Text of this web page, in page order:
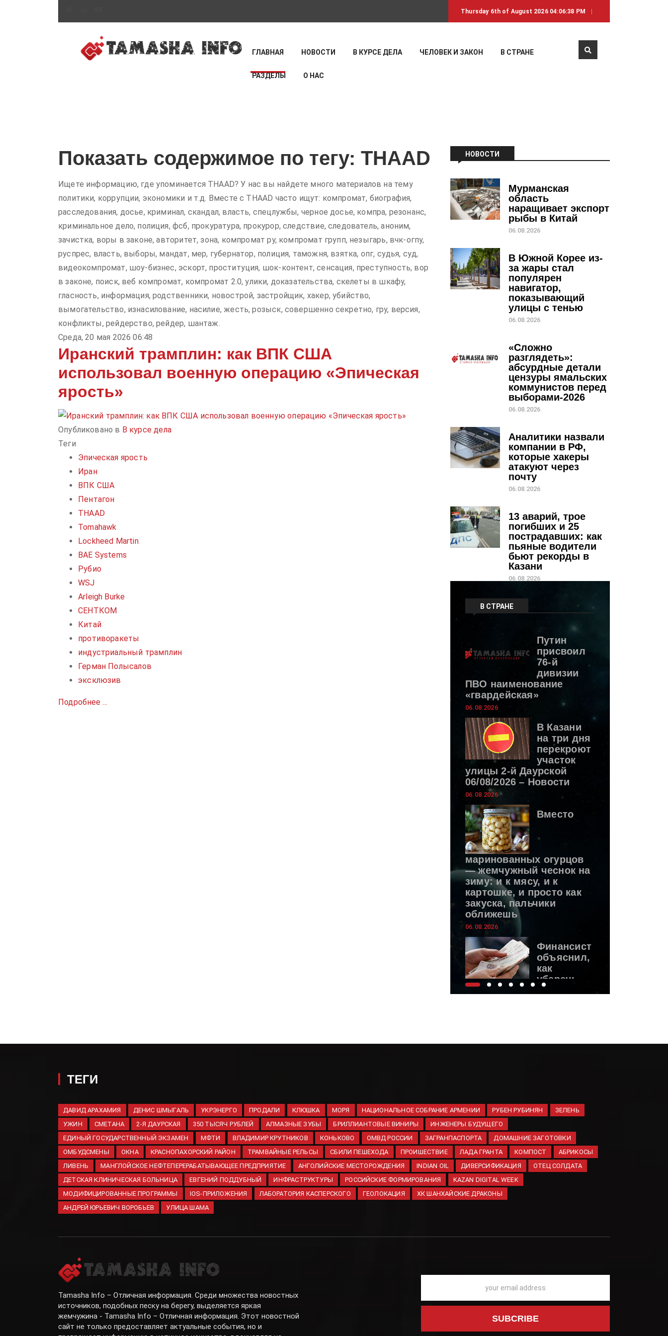
Thursday 6th of August 2026 04:06:38 PM
ГЛАВНАЯ НОВОСТИ В КУРСЕ ДЕЛА ЧЕЛОВЕК И ЗАКОН В СТРАНЕ
РАЗДЕЛЫ О НАС
Показать содержимое по тегу: THAAD
Ищете информацию, где упоминается THAAD? У нас вы найдете много материалов на тему
политики, коррупции, экономики и т.д. Вместе с THAAD часто ищут: компромат, биография,
расследования, досье, криминал, скандал, власть, спецлужбы, черное досье, компра, резонанс,
криминальное дело, полиция, фсб, прокуратура, прокурор, следствие, следователь, аноним,
зачистка, воры в законе, авторитет, зона, компромат ру, компромат групп, незыгарь, вчк-огпу,
руспрес, власть, выборы, мандат, мер, губернатор, полиция, таможня, взятка, опг, судья, суд,
видеокомпромат, шоу-бизнес, эскорт, проституция, шок-контент, сенсация, преступность, вор
в законе, поиск, веб компромат, компромат 2.0, улики, доказательства, скелеты в шкафу,
гласность, информация, родственники, новострой, застройщик, хакер, убийство,
вымогательство, изнасилование, насилие, жесть, розыск, совершенно секретно, гру, версия,
конфликты, рейдерство, рейдер, шантаж.
Среда, 20 мая 2026 06:48
Иранский трамплин: как ВПК США
использовал военную операцию «Эпическая
ярость»
Опубликовано в В курсе дела
Теги
Эпическая ярость
Иран
ВПК США
Пентагон
THAAD
Tomahawk
Lockheed Martin
BAE Systems
Рубио
WSJ
Arleigh Burke
СЕНТКОМ
Китай
противоракеты
индустриальный трамплин
Герман Полысалов
эксклюзив
Подробнее ...
НОВОСТИ
Мурманская
область
наращивает экспорт
рыбы в Китай
06.08.2026
В Южной Корее из-
за жары стал
популярен
навигатор,
показывающий
улицы с тенью
06.08.2026
«Сложно
разглядеть»:
абсурдные детали
цензуры ямальских
коммунистов перед
выборами-2026
06.08.2026
Аналитики назвали
компании в РФ,
которые хакеры
атакуют через
почту
06.08.2026
13 аварий, трое
погибших и 25
пострадавших: как
пьяные водители
бьют рекорды в
Казани
06.08.2026
В СТРАНЕ
Путин
присвоил
76-й
дивизии
ПВО наименование
«гвардейская»
06.08.2026
В Казани
на три дня
перекроют
участок
улицы 2-й Даурской
06/08/2026 – Новости
06.08.2026
Вместо
маринованных огурцов
— жемчужный чеснок на
зиму: и к мясу, и к
картошке, и просто как
закуска, пальчики
оближешь
06.08.2026
Финансист
объяснил,
как
уберечь
накопления в 2026 году
Spectator:
Исчерпание ракет Patriot
грозит поражением
Киева
06.08.2026
ТЕГИ
ДАВИД АРАХАМИЯ ДЕНИС ШМЫГАЛЬ УКРЭНЕРГО ПРОДАЛИ КЛЮШКА МОРЯ НАЦИОНАЛЬНОЕ СОБРАНИЕ АРМЕНИИ РУБЕН РУБИНЯН
ЗЕЛЕНЬ
УЖИН
СМЕТАНА 2-Я ДАУРСКАЯ 350 ТЫСЯЧ РУБЛЕЙ АЛМАЗНЫЕ ЗУБЫ БРИЛЛИАНТОВЫЕ ВИНИРЫ
ИНЖЕНЕРЫ БУДУЩЕГО
ЕДИНЫЙ ГОСУДАРСТВЕННЫЙ ЭКЗАМЕН
МФТИ ВЛАДИМИР КРУТНИКОВ КОНЬКОВО ОМВД РОССИИ ЗАГРАНПАСПОРТА
ДОМАШНИЕ ЗАГОТОВКИ
ОМБУДСМЕНЫ
ОКНА КРАСНОПАХОРСКИЙ РАЙОН ТРАМВАЙНЫЕ РЕЛЬСЫ СБИЛИ ПЕШЕХОДА ПРОИШЕСТВИЕ ЛАДА ГРАНТА КОМПОСТ
АБРИКОСЫ
ЛИВЕНЬ
МАНГЛОЙСКОЕ НЕФТЕПЕРЕРАБАТЫВАЮЩЕЕ ПРЕДПРИЯТИЕ АНГОЛИЙСКИЕ МЕСТОРОЖДЕНИЯ INDIAN OIL ДИВЕРСИФИКАЦИЯ
ОТЕЦ СОЛДАТА
ДЕТСКАЯ КЛИНИЧЕСКАЯ БОЛЬНИЦА
ЕВГЕНИЙ ПОДДУБНЫЙ ИНФРАСТРУКТУРЫ РОССИЙСКИЕ ФОРМИРОВАНИЯ
KAZAN DIGITAL WEEK
МОДИФИЦИРОВАННЫЕ ПРОГРАММЫ
IOS-ПРИЛОЖЕНИЯ ЛАБОРАТОРИЯ КАСПЕРСКОГО ГЕОЛОКАЦИЯ
ХК ШАНХАЙСКИЕ ДРАКОНЫ
АНДРЕЙ ЮРЬЕВИЧ ВОРОБЬЕВ
УЛИЦА ШАМА
Tamasha Info – Отличная информация. Среди множества новостных
источников, подобных песку на берегу, выделяется яркая
жемчужина - Tamasha Info – Отличная информация. Этот новостной
сайт не только предоставляет актуальные события, но и